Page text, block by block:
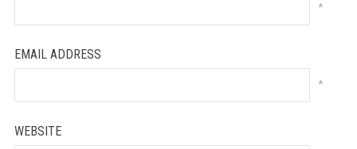
*
EMAIL ADDRESS
*
WEBSITE